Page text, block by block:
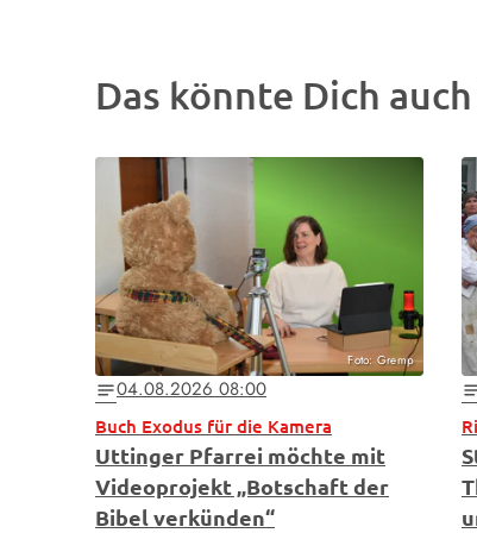
Das könnte Dich
Foto: Gremp
notes04.08.2026 08:00
Buch Exodus für die Kamera
Uttinger Pfarrei möchte mit
Videoprojekt „Botschaft der
Bibel verkünden“